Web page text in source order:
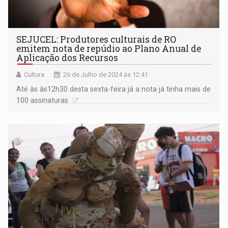
SEJUCEL: Produtores culturais de RO
emitem nota de repúdio ao Plano Anual de
Aplicação dos Recursos
Cultura 26 de Julho de 2024 às 12:41
Até às às12h30 desta sexta-feira já a nota já tinha mais de
100 assinaturas